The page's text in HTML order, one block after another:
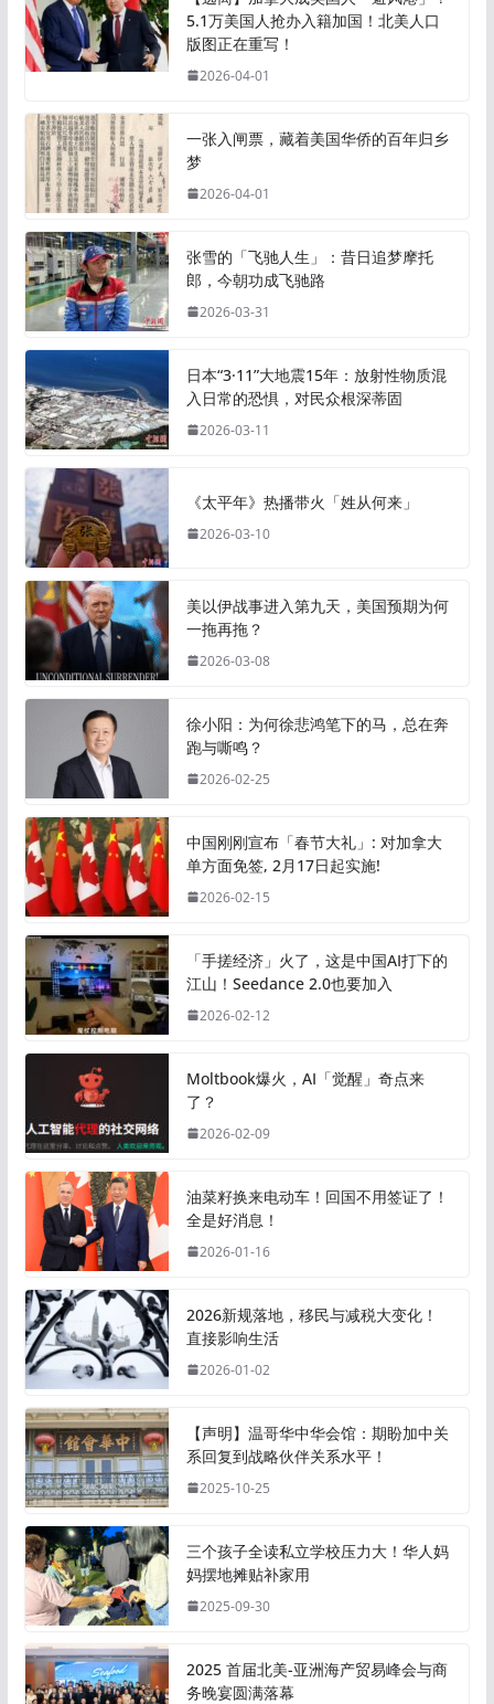
5.1万美国人抢办入籍加国！北美人口
版图正在重写！
2026-04-01
一张入闸票，藏着美国华侨的百年归乡
梦
2026-04-01
张雪的「飞驰人生」：昔日追梦摩托
郎，今朝功成飞驰路
2026-03-31
日本“3·11”大地震15年：放射性物质混
入日常的恐惧，对民众根深蒂固
2026-03-11
《太平年》热播带火「姓从何来」
2026-03-10
美以伊战事进入第九天，美国预期为何
一拖再拖？
2026-03-08
徐小阳：为何徐悲鸿笔下的马，总在奔
跑与嘶鸣？
2026-02-25
中国刚刚宣布「春节大礼」: 对加拿大
单方面免签, 2月17日起实施!
2026-02-15
「手搓经济」火了，这是中国AI打下的
江山！Seedance 2.0也要加入
2026-02-12
Moltbook爆火，AI「觉醒」奇点来
了？
2026-02-09
油菜籽换来电动车！回国不用签证了！
全是好消息！
2026-01-16
2026新规落地，移民与减税大变化！
直接影响生活
2026-01-02
【声明】温哥华中华会馆：期盼加中关
系回复到战略伙伴关系水平！
2025-10-25
三个孩子全读私立学校压力大！华人妈
妈摆地摊贴补家用
2025-09-30
2025 首届北美-亚洲海产贸易峰会与商
务晚宴圆满落幕